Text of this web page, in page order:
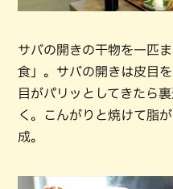
サバの開きの干物を一匹
食」。サバの開きは皮目
目がパリッとしてきたら
く。こんがりと焼けて脂
成。